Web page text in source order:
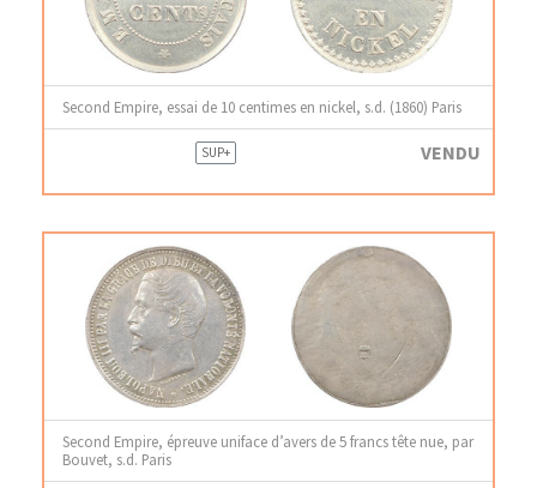
Second Empire, essai de 10 centimes en nickel, s.d. (1860) Paris
SUP+ VENDU
Second Empire, épreuve uniface d’avers de 5 francs tête nue, par
Bouvet, s.d. Paris